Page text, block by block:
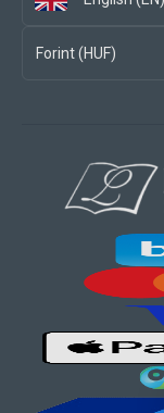
Forint (HUF)